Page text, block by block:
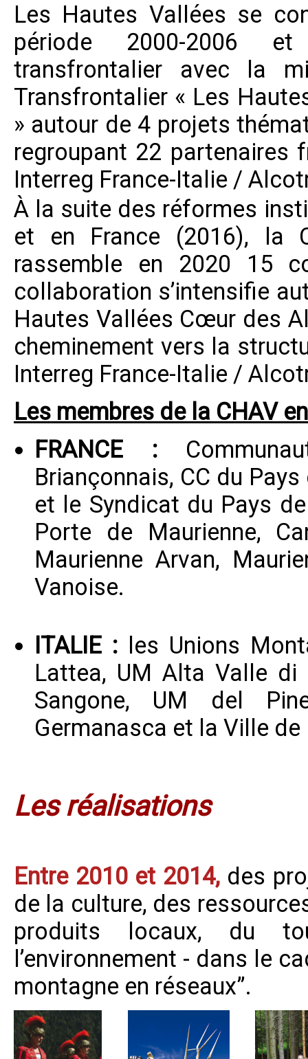
Les Hautes Vallées se
période 2000-2006
transfrontalier avec la
Transfrontalier « Les
» autour de 4 projets
regroupant 22 partenaires
Interreg France-Italie /
À la suite des réformes
et en France (2016), la
rassemble en 2020 15
collaboration s’intensifie
Hautes Vallées Cœur des
cheminement vers la
Interreg France-Italie /
Les membres de la CHAV
FRANCE :
Briançonnais, CC du
et le Syndicat du Pays
Porte de Maurienne,
Maurienne Arvan,
Vanoise.
ITALIE :les Unions
Lattea, UM Alta Valle di
Sangone, UM del
Germanasca et la Ville de
Les réalisations
Entre 2010 et 2014, des
de la culture, des
produits locaux, du
l’environnement - dans le
montagne en réseaux”.